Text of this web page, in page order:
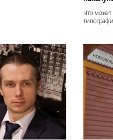
Что
5932
0